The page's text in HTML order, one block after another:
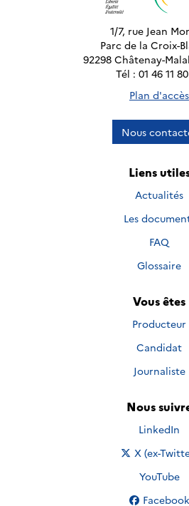
1/7, rue Jean
Parc de la Croix-
92298 Châtenay-
Tél : 01 46 11
Plan d'accès
Nous
Liens
Actualités
Les
FAQ
Glossaire
Vous êtes
Producteur
Candidat
Journaliste
Nous
Nous
LinkedIn
Nous suivre
X (ex-
Nous
YouTube
Nous
Facebook